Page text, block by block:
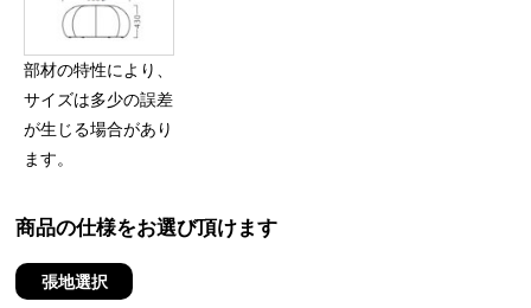
部材の特性により、
サイズは多少の誤差
が生じる場合があり
ます。
商品の仕様をお選び頂けます
張地選択